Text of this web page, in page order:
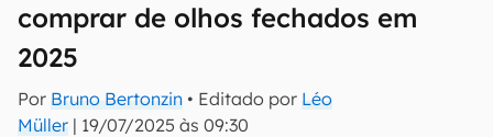
comprar de olhos fechados em
2025
Por Bruno Bertonzin • Editado por Léo
Müller | 19/07/2025 às 09:30
E-mail
inscreva-se